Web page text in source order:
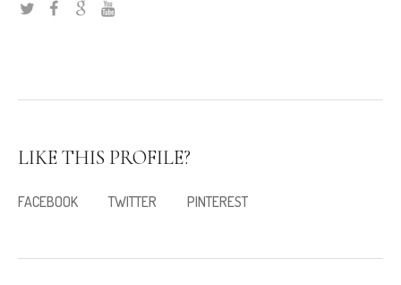
LIKE THIS PROFILE?
FACEBOOK TWITTER PINTEREST